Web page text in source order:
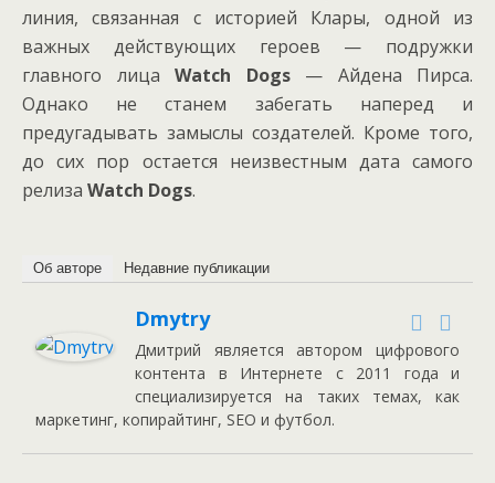
линия, связанная с историей Клары, одной из
важных действующих героев — подружки
главного лица Watch Dogs— Айдена Пирса.
Однако не станем забегать наперед и
предугадывать замыслы создателей. Кроме того,
до сих пор остается неизвестным дата самого
релиза Watch Dogs.
Об авторе Недавние публикации
Dmytry
Дмитрий является автором цифрового
контента в Интернете с 2011 года и
специализируется на таких темах, как
маркетинг, копирайтинг, SEO и футбол.